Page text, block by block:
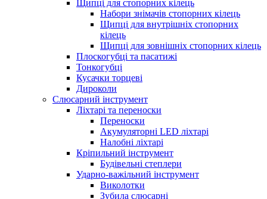
Щипці для стопорних кілець
Набори знімачів стопорних кілець
Щипці для внутрішніх стопорних
кілець
Щипці для зовнішніх стопорних кілець
Плоскогубці та пасатижі
Тонкогубці
Кусачки торцеві
Дироколи
Слюсарний інструмент
Ліхтарі та переноски
Переноски
Акумуляторні LED ліхтарі
Налобні ліхтарі
Кріпильний інструмент
Будівельні степлери
Ударно-важільний інструмент
Виколотки
Зубила слюсарні